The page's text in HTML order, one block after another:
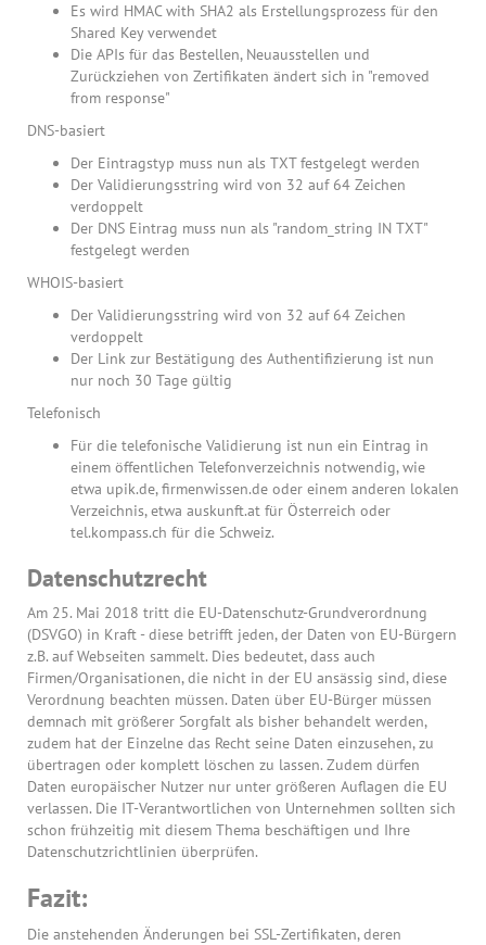
Es wird HMAC with SHA2 als Erstellungsprozess für den
Shared Key verwendet
Die APIs für das Bestellen, Neuausstellen und
Zurückziehen von Zertifikaten ändert sich in "removed
from response"
DNS-basiert
Der Eintragstyp muss nun als TXT festgelegt werden
Der Validierungsstring wird von 32 auf 64 Zeichen
verdoppelt
Der DNS Eintrag muss nun als "random_string IN TXT"
festgelegt werden
WHOIS-basiert
Der Validierungsstring wird von 32 auf 64 Zeichen
verdoppelt
Der Link zur Bestätigung des Authentifizierung ist nun
nur noch 30 Tage gültig
Telefonisch
Für die telefonische Validierung ist nun ein Eintrag in
einem öffentlichen Telefonverzeichnis notwendig, wie
etwa upik.de, firmenwissen.de oder einem anderen lokalen
Verzeichnis, etwa auskunft.at für Österreich oder
tel.kompass.ch für die Schweiz.
Datenschutzrecht
Am 25. Mai 2018 tritt die EU-Datenschutz-Grundverordnung
(DSVGO) in Kraft - diese betrifft jeden, der Daten von EU-Bürgern
z.B. auf Webseiten sammelt. Dies bedeutet, dass auch
Firmen/Organisationen, die nicht in der EU ansässig sind, diese
Verordnung beachten müssen. Daten über EU-Bürger müssen
demnach mit größerer Sorgfalt als bisher behandelt werden,
zudem hat der Einzelne das Recht seine Daten einzusehen, zu
übertragen oder komplett löschen zu lassen. Zudem dürfen
Daten europäischer Nutzer nur unter größeren Auflagen die EU
verlassen. Die IT-Verantwortlichen von Unternehmen sollten sich
schon frühzeitig mit diesem Thema beschäftigen und Ihre
Datenschutzrichtlinien überprüfen.
Fazit:
Die anstehenden Änderungen bei SSL-Zertifikaten, deren